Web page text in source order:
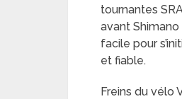
tournantes
avant Shimano
facile pour
et fiable.
Freins du vélo